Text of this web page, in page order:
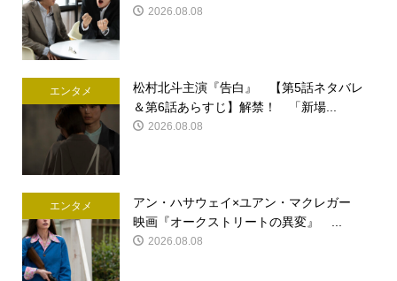
2026.08.08
エンタメ
松村北斗主演『告白』 【第5話ネタバレ
＆第6話あらすじ】解禁！ 「新場...
2026.08.08
エンタメ
アン・ハサウェイ×ユアン・マクレガー
映画『オークストリートの異変』 ...
2026.08.08